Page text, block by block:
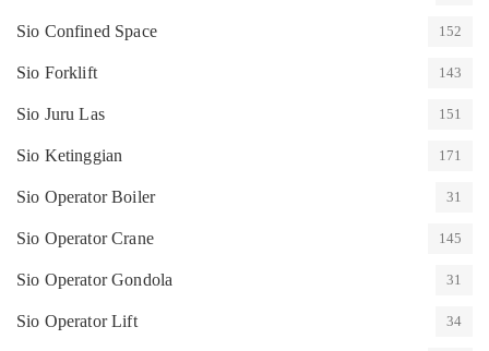
Sio Confined Space 152
Sio Forklift 143
Sio Juru Las 151
Sio Ketinggian 171
Sio Operator Boiler 31
Sio Operator Crane 145
Sio Operator Gondola 31
Sio Operator Lift 34